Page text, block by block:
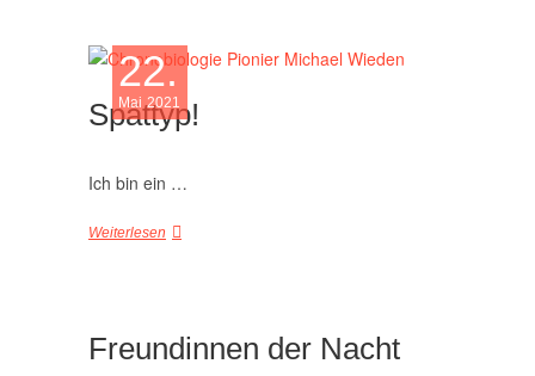
22.
Mai 2021
Spättyp!
Ich bin ein …
Weiterlesen
Freundinnen der Nacht